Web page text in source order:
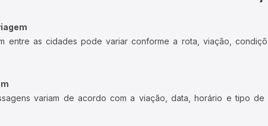
entre as cidades pode variar conforme a rota, viação,
variam de acordo com a viação, data, horário e tipo